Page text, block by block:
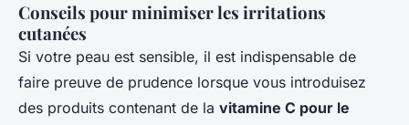
Conseils pour minimiser les irritations
cutanées
Si votre peau est sensible, il est indispensable de
faire preuve de prudence lorsque vous introduisez
des produits contenant de la vitamine C pour le